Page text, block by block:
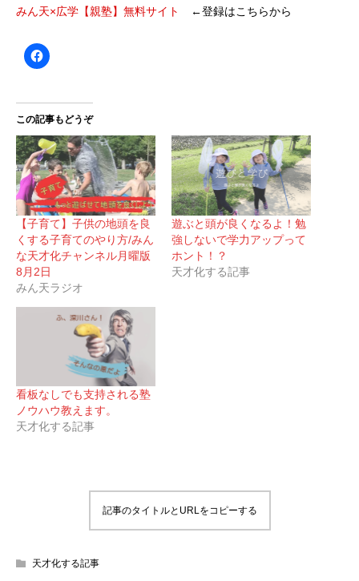
みん天×広学【親塾】無料サイト ←登録はこちらから
この記事もどうぞ
【子育て】子供の地頭を良
くする子育てのやり方/みん
な天才化チャンネル月曜版
8月2日
みん天ラジオ
遊ぶと頭が良くなるよ！勉
強しないで学力アップって
ホント！？
天才化する記事
看板なしでも支持される塾
ノウハウ教えます。
天才化する記事
記事のタイトルとURLをコピーする
天才化する記事